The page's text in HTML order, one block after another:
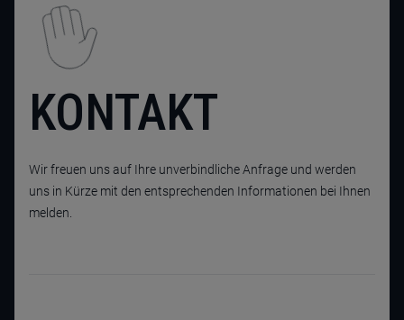
KONTAKT
Wir freuen uns auf Ihre unverbindliche Anfrage und werden
uns in Kürze mit den entsprechenden Informationen bei Ihnen
melden.